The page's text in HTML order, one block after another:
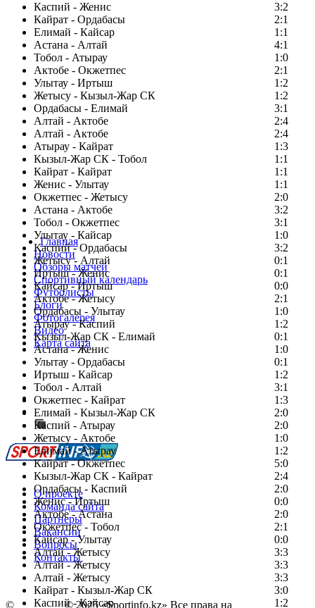
Каспий - Женис
3:2
Кайрат - Ордабасы
2:1
Елимай - Кайсар
1:1
Астана - Алтай
4:1
Тобол - Атырау
1:0
Актобе - Окжетпес
2:1
Улытау - Иртыш
1:2
Жетысу - Кызыл-Жар СК
1:2
Ордабасы - Елимай
3:1
Алтай - Актобе
2:4
Алтай - Актобе
2:4
Атырау - Кайрат
1:3
Кызыл-Жар СК - Тобол
1:1
Кайрат - Кайрат
1:1
Женис - Улытау
1:1
Окжетпес - Жетысу
2:0
Астана - Актобе
3:2
Тобол - Окжетпес
3:1
Улытау - Кайсар
1:0
Каспий - Ордабасы
3:2
Жетысу - Алтай
0:1
Иртыш - Женис
0:1
Кайсар - Иртыш
0:0
Актобе - Жетысу
2:1
Ордабасы - Улытау
1:0
Атырау - Каспий
1:2
Кызыл-Жар СК - Елимай
0:1
Астана - Женис
1:0
Улытау - Ордабасы
0:1
Иртыш - Кайсар
1:2
Тобол - Алтай
3:1
Окжетпес - Кайрат
1:3
Елимай - Кызыл-Жар СК
2:0
Каспий - Атырау
2:0
Жетысу - Актобе
1:0
Елимай - Атырау
1:2
Кайрат - Окжетпес
5:0
Кызыл-Жар СК - Кайрат
2:4
Ордабасы - Каспий
2:0
Женис - Иртыш
0:0
Актобе - Астана
2:0
Окжетпес - Тобол
2:1
Кайсар - Улытау
0:0
Алтай - Жетысу
3:3
Алтай - Жетысу
3:3
Алтай - Жетысу
3:3
Кайрат - Кызыл-Жар СК
3:0
Каспий - Кайсар
1:2
Главная
Новости
Обзоры матчей
Спортивный календарь
Футболисты
Блоги
Фотогалерея
Видео
Карта сайта
Есть идея?
Сообщить о мероприятии
Перейти на старый сайт
О проекте
Команда сайта
Партнеры
Вакансии
Вопросы
Контакты
© Copyright© 2025 «Sportinfo.kz» Все права на